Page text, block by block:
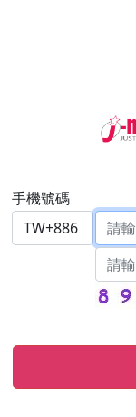
手機號碼